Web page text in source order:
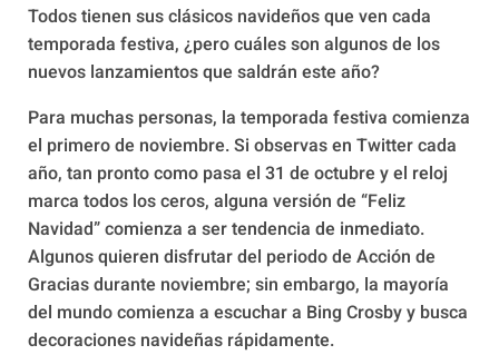
Todos tienen sus clásicos navideños que ven cada
temporada festiva, ¿pero cuáles son algunos de los
nuevos lanzamientos que saldrán este año?
Para muchas personas, la temporada festiva comienza
el primero de noviembre. Si observas en Twitter cada
año, tan pronto como pasa el 31 de octubre y el reloj
marca todos los ceros, alguna versión de “Feliz
Navidad” comienza a ser tendencia de inmediato.
Algunos quieren disfrutar del periodo de Acción de
Gracias durante noviembre; sin embargo, la mayoría
del mundo comienza a escuchar a Bing Crosby y busca
decoraciones navideñas rápidamente.